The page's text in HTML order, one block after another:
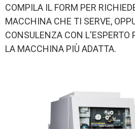
COMPILA IL FORM PER
MACCHINA CHE TI SERVE,
CONSULENZA CON L'ESPERTO
LA MACCHINA PIÙ ADATTA.